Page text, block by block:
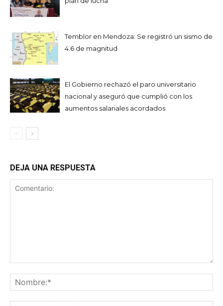
Temblor en Mendoza: Se registró un sismo de
4.6 de magnitud
El Gobierno rechazó el paro universitario
nacional y aseguró que cumplió con los
aumentos salariales acordados
DEJA UNA RESPUESTA